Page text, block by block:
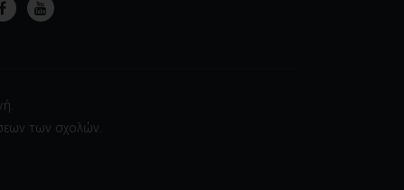
των σχολών.